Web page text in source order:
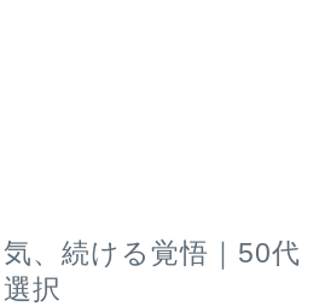
、続ける覚悟｜50代
択